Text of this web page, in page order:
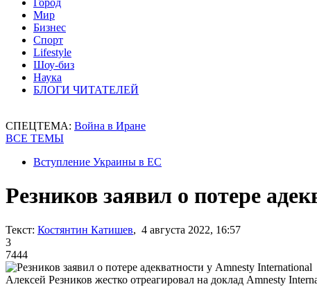
Город
Мир
Бизнес
Спорт
Lifestyle
Шоу-биз
Наука
БЛОГИ ЧИТАТЕЛЕЙ
СПЕЦТЕМА: Война в Иране
ВСЕ ТЕМЫ
Вступление Украины в ЕС
Резников заявил о потере
Текст: Костянтин Катишев, 4 августа 2022, 16:57
3
7444
Алексей Резников жестко отреагировал на доклад Amnesty